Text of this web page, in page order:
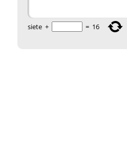
siete + = 16